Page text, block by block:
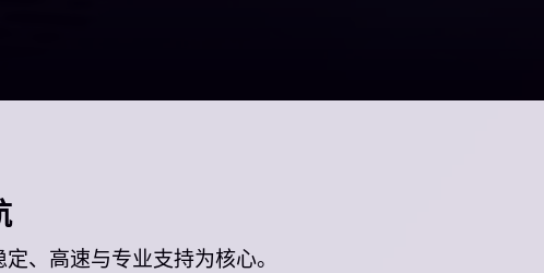
、高速与专业支持为核心。